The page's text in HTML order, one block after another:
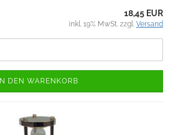
18,45 EUR
inkl. 19% MwSt. zzgl. Versand
IN DEN WARENKORB